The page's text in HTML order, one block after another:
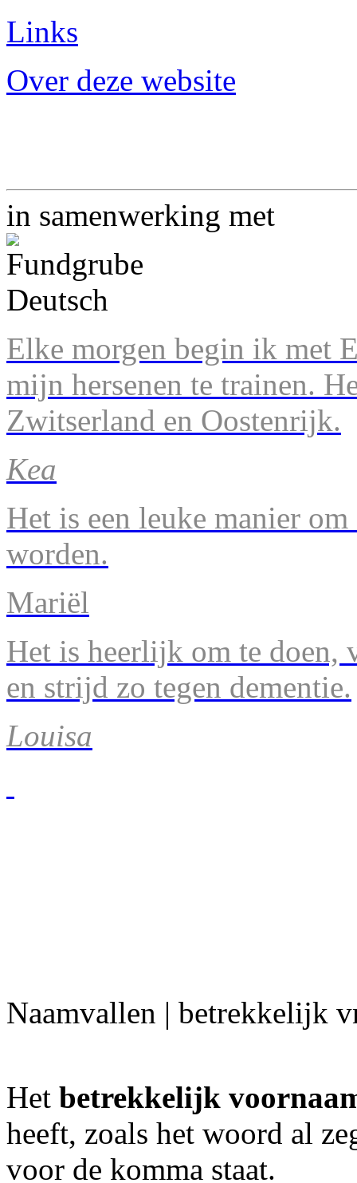
Links
Over deze website
in samenwerking met
Elke morgen begin ik met
mijn hersenen te trainen.
Zwitserland en Oostenrijk.
Kea
Het is een leuke manier
worden.
Mariël
Het is heerlijk om te doen,
en strijd zo tegen dementie.
Louisa
Naamvallen | betrekkelijk
Het betrekkelijk
heeft, zoals het woord al
voor de komma staat.